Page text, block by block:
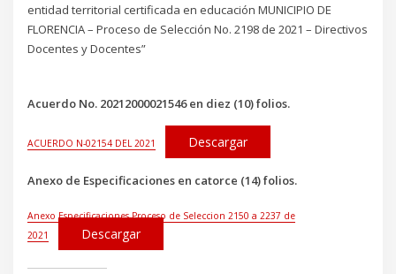
entidad territorial certificada en educación MUNICIPIO DE
FLORENCIA – Proceso de Selección No. 2198 de 2021 – Directivos
Docentes y Docentes”
Acuerdo No. 20212000021546 en diez (10) folios.
ACUERDO N-02154 DEL 2021 Descargar
Anexo de Especificaciones en catorce (14) folios.
Anexo Especificaciones Proceso de Seleccion 2150 a 2237 de
2021
Descargar